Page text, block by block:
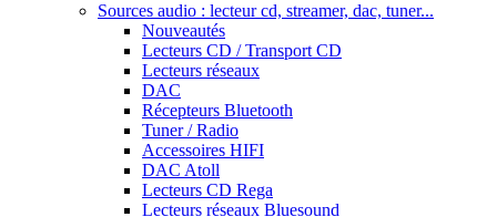
Sources audio : lecteur cd, streamer, dac, tuner...
Nouveautés
Lecteurs CD / Transport CD
Lecteurs réseaux
DAC
Récepteurs Bluetooth
Tuner / Radio
Accessoires HIFI
DAC Atoll
Lecteurs CD Rega
Lecteurs réseaux Bluesound